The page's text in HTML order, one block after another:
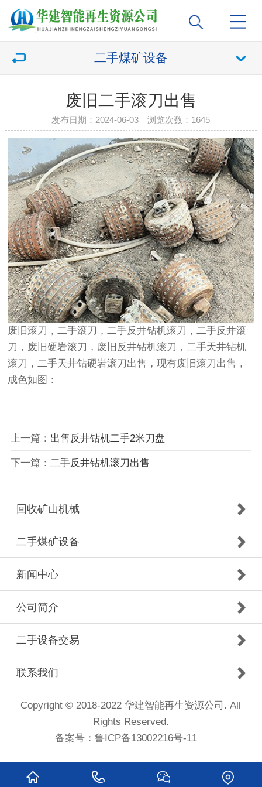
二手煤矿设备
废旧二手滚刀出售
发布日期：2024-06-03 浏览次数： 1645
废旧滚刀，二手滚刀，二手反井钻机滚刀，二手反井滚
刀，废旧硬岩滚刀，废旧反井钻机滚刀，二手天井钻机
滚刀，二手天井钻硬岩滚刀出售，现有废旧滚刀出售，
成色如图：
上一篇： 出售反井钻机二手2米刀盘
下一篇： 二手反井钻机滚刀出售
回收矿山机械
二手煤矿设备
新闻中心
公司简介
二手设备交易
联系我们
Copyright © 2018-2022 华建智能再生资源公司. All
Rights Reserved.
备案号： 鲁ICP备13002216号-11